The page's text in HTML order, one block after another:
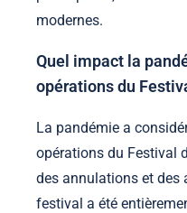
modernes.
Quel impact la
opérations du
La pandémie a
opérations du Festival
des annulations et des
festival a été